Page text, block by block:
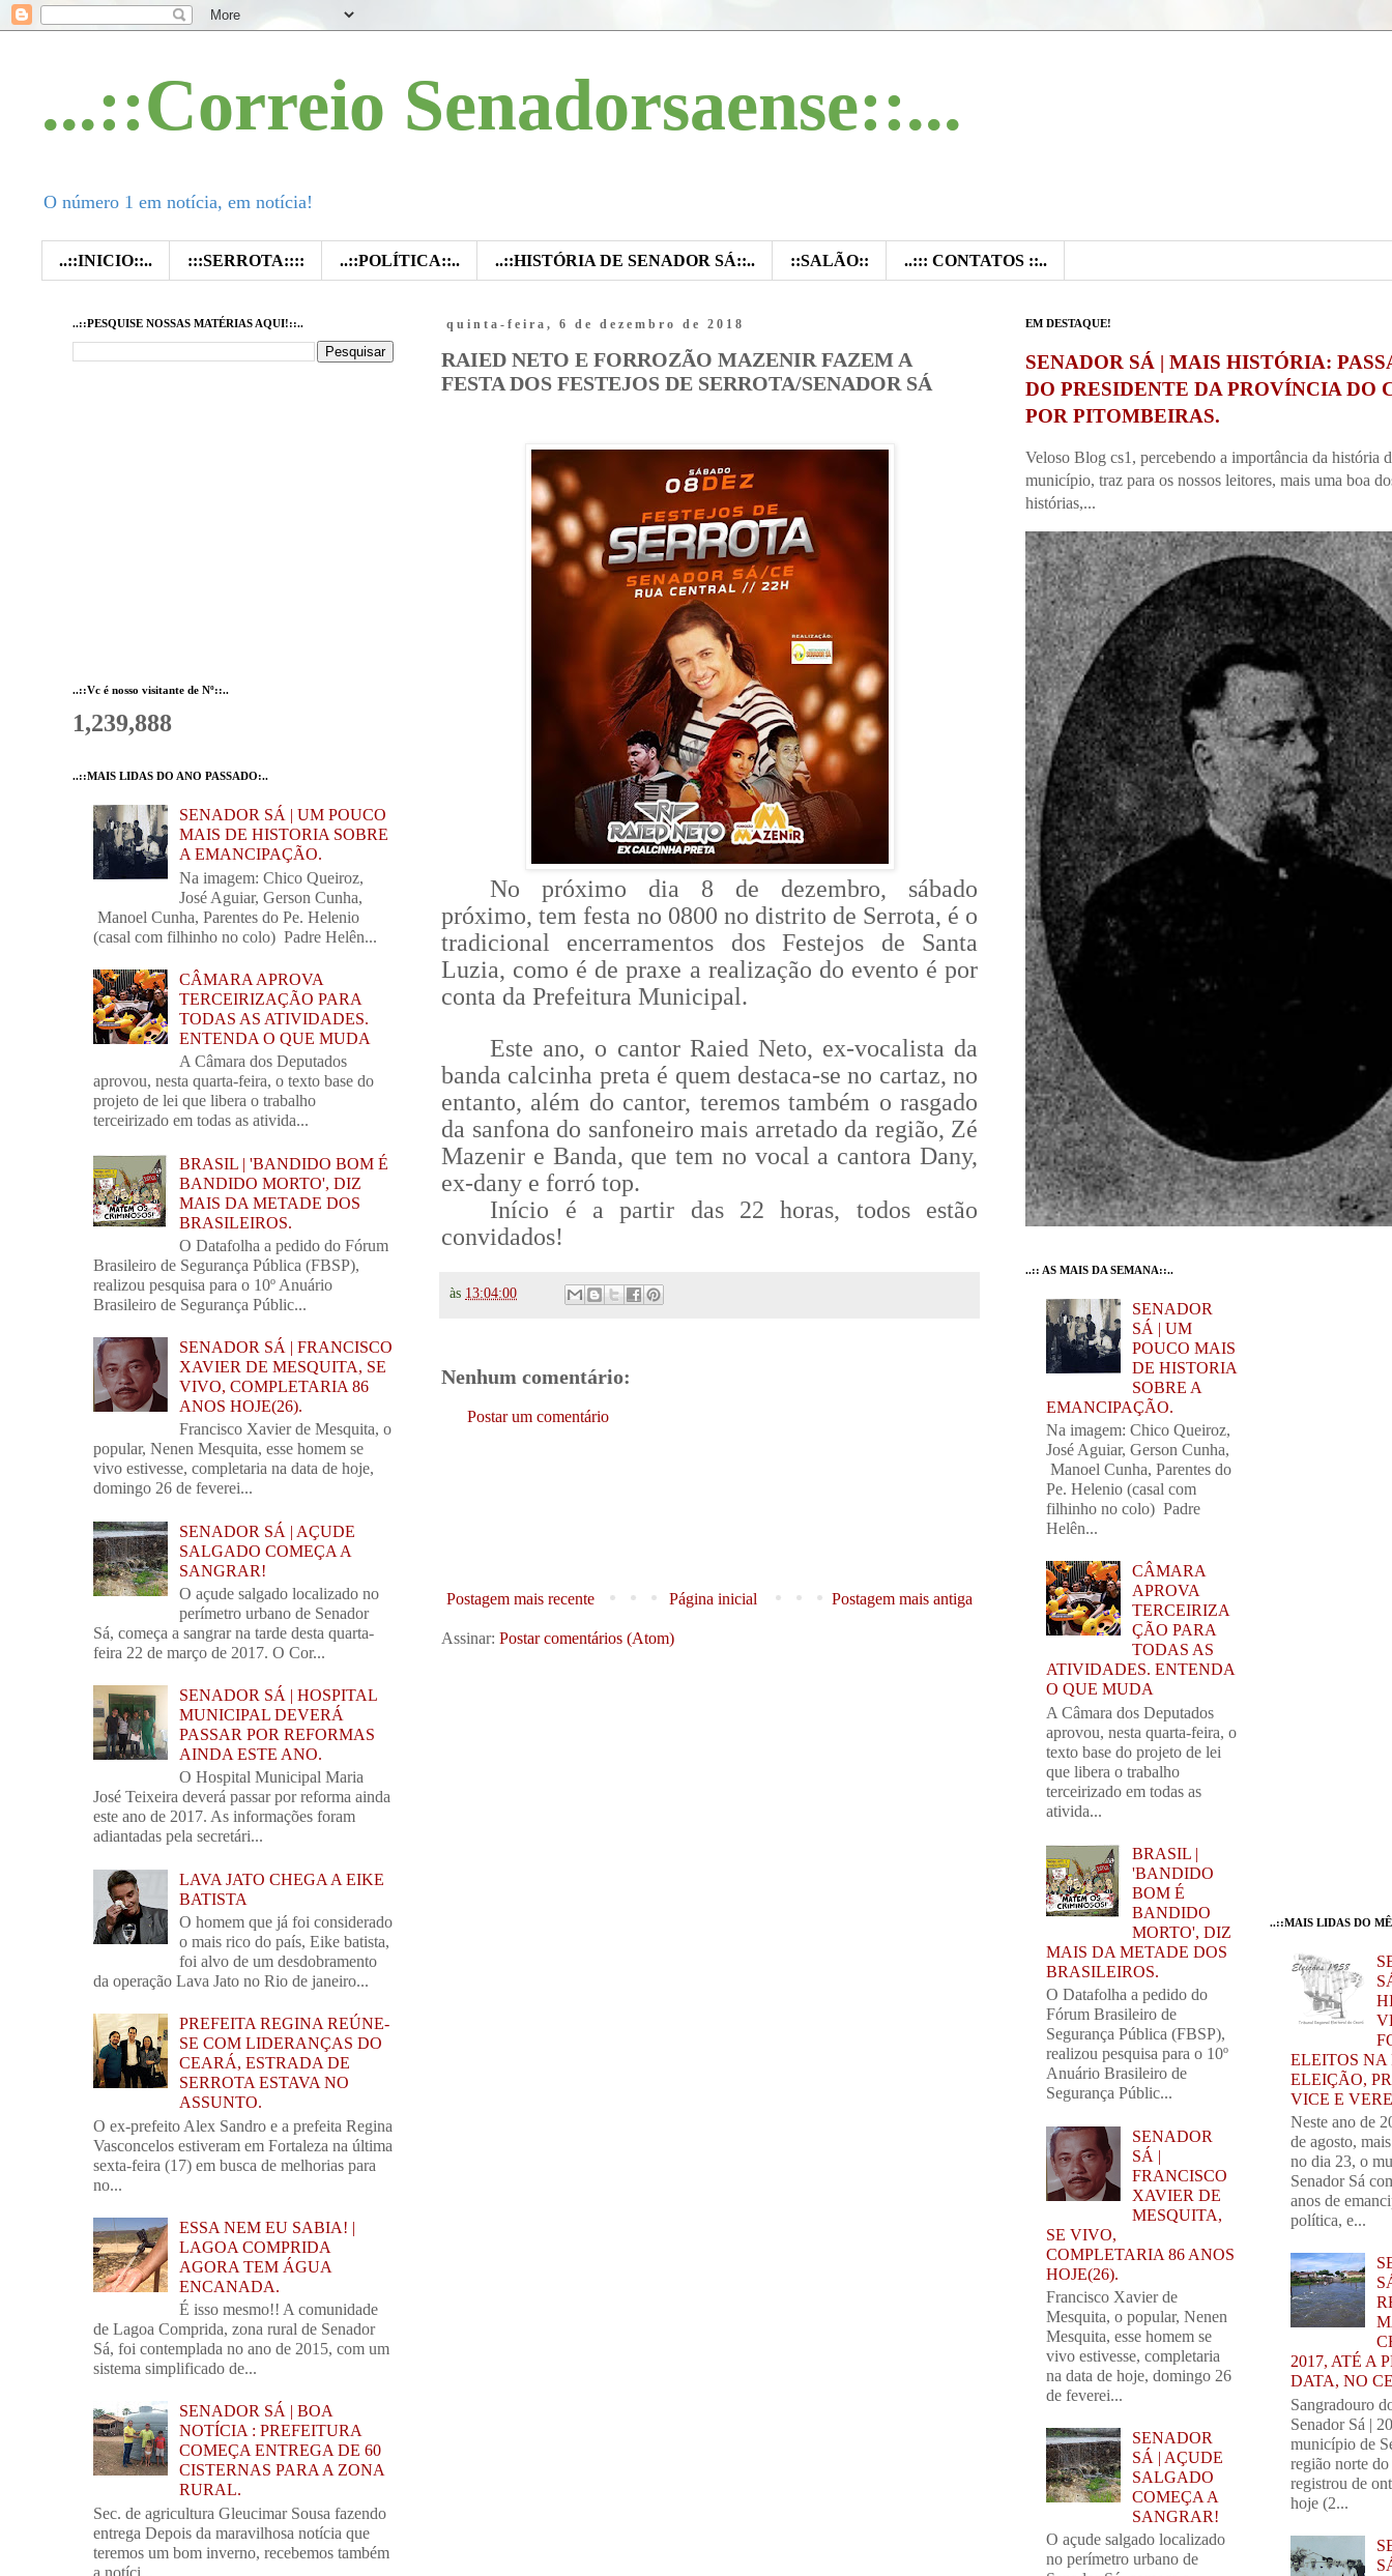
...::Correio Senadorsaense::...
O número 1 em notícia, em notícia!
..::INICIO::.. :::SERROTA:::: ..::POLÍTICA::.. ..::HISTÓRIA DE SENADOR SÁ::.. ::SALÃO:: ..::: CONTATOS ::..
quinta-feira, 6 de dezembro de 2018
RAIED NETO E FORROZÃO MAZENIR FAZEM A
FESTA DOS FESTEJOS DE SERROTA/SENADOR SÁ
No próximo dia 8 de dezembro, sábado
próximo, tem festa no 0800 no distrito de Serrota, é o
tradicional encerramentos dos Festejos de Santa
Luzia, como é de praxe a realização do evento é por
conta da Prefeitura Municipal.
Este ano, o cantor Raied Neto, ex-vocalista da
banda calcinha preta é quem destaca-se no cartaz, no
entanto, além do cantor, teremos também o rasgado
da sanfona do sanfoneiro mais arretado da região, Zé
Mazenir e Banda, que tem no vocal a cantora Dany,
ex-dany e forró top.
Início é a partir das 22 horas, todos estão
convidados!
às 13:04:00
Nenhum comentário:
Postar um comentário
Postagem mais recente Postagem mais antiga
Página inicial
Assinar: Postar comentários (Atom)
..::PESQUISE NOSSAS MATÉRIAS AQUI!::..
..::Vc é nosso visitante de Nº::..
1,239,888
..::MAIS LIDAS DO ANO PASSADO:..
SENADOR SÁ | UM POUCO
MAIS DE HISTORIA SOBRE
A EMANCIPAÇÃO.
Na imagem: Chico Queiroz,
José Aguiar, Gerson Cunha,
Manoel Cunha, Parentes do Pe. Helenio
(casal com filhinho no colo) Padre Helên...
CÂMARA APROVA
TERCEIRIZAÇÃO PARA
TODAS AS ATIVIDADES.
ENTENDA O QUE MUDA
A Câmara dos Deputados
aprovou, nesta quarta-feira, o texto base do
projeto de lei que libera o trabalho
terceirizado em todas as ativida...
BRASIL | 'BANDIDO BOM É
BANDIDO MORTO', DIZ
MAIS DA METADE DOS
BRASILEIROS.
O Datafolha a pedido do Fórum
Brasileiro de Segurança Pública (FBSP),
realizou pesquisa para o 10º Anuário
Brasileiro de Segurança Públic...
SENADOR SÁ | FRANCISCO
XAVIER DE MESQUITA, SE
VIVO, COMPLETARIA 86
ANOS HOJE(26).
Francisco Xavier de Mesquita, o
popular, Nenen Mesquita, esse homem se
vivo estivesse, completaria na data de hoje,
domingo 26 de feverei...
SENADOR SÁ | AÇUDE
SALGADO COMEÇA A
SANGRAR!
O açude salgado localizado no
perímetro urbano de Senador
Sá, começa a sangrar na tarde desta quarta-
feira 22 de março de 2017. O Cor...
SENADOR SÁ | HOSPITAL
MUNICIPAL DEVERÁ
PASSAR POR REFORMAS
AINDA ESTE ANO.
O Hospital Municipal Maria
José Teixeira deverá passar por reforma ainda
este ano de 2017. As informações foram
adiantadas pela secretári...
LAVA JATO CHEGA A EIKE
BATISTA
O homem que já foi considerado
o mais rico do país, Eike batista,
foi alvo de um desdobramento
da operação Lava Jato no Rio de janeiro...
PREFEITA REGINA REÚNE-
SE COM LIDERANÇAS DO
CEARÁ, ESTRADA DE
SERROTA ESTAVA NO
ASSUNTO.
O ex-prefeito Alex Sandro e a prefeita Regina
Vasconcelos estiveram em Fortaleza na última
sexta-feira (17) em busca de melhorias para
no...
ESSA NEM EU SABIA! |
LAGOA COMPRIDA
AGORA TEM ÁGUA
ENCANADA.
É isso mesmo!! A comunidade
de Lagoa Comprida, zona rural de Senador
Sá, foi contemplada no ano de 2015, com um
sistema simplificado de...
SENADOR SÁ | BOA
NOTÍCIA : PREFEITURA
COMEÇA ENTREGA DE 60
CISTERNAS PARA A ZONA
RURAL.
Sec. de agricultura Gleucimar Sousa fazendo
entrega Depois da maravilhosa notícia que
teremos um bom inverno, recebemos também
a notíci...
EM DESTAQUE!
SENADOR SÁ | MAIS HISTÓRIA:
DO PRESIDENTE DA PROVÍNCIA DO
POR PITOMBEIRAS.
Veloso Blog cs1, percebendo a importância da história
município, traz para os nossos leitores, mais uma boa
histórias,...
..:: AS MAIS DA SEMANA::..
SENADOR
SÁ | UM
POUCO MAIS
DE HISTORIA
SOBRE A
EMANCIPAÇÃO.
Na imagem: Chico Queiroz,
José Aguiar, Gerson Cunha,
Manoel Cunha, Parentes do
Pe. Helenio (casal com
filhinho no colo) Padre
Helên...
CÂMARA
APROVA
TERCEIRIZA
ÇÃO PARA
TODAS AS
ATIVIDADES. ENTENDA
O QUE MUDA
A Câmara dos Deputados
aprovou, nesta quarta-feira, o
texto base do projeto de lei
que libera o trabalho
terceirizado em todas as
ativida...
BRASIL |
'BANDIDO
BOM É
BANDIDO
MORTO', DIZ
MAIS DA METADE DOS
BRASILEIROS.
O Datafolha a pedido do
Fórum Brasileiro de
Segurança Pública (FBSP),
realizou pesquisa para o 10º
Anuário Brasileiro de
Segurança Públic...
SENADOR
SÁ |
FRANCISCO
XAVIER DE
MESQUITA,
SE VIVO,
COMPLETARIA 86 ANOS
HOJE(26).
Francisco Xavier de
Mesquita, o popular, Nenen
Mesquita, esse homem se
vivo estivesse, completaria
na data de hoje, domingo 26
de feverei...
SENADOR
SÁ | AÇUDE
SALGADO
COMEÇA A
SANGRAR!
O açude salgado localizado
no perímetro urbano de
..::MAIS LIDAS DO
ELEITOS NA
ELEIÇÃO,
VICE E
Neste ano de
de agosto,
no dia 23, o
Senador Sá
anos de
política, e...
2017, ATÉ A
DATA, NO
Sangradouro
Senador Sá |
município de
região norte do
registrou de
hoje (2...